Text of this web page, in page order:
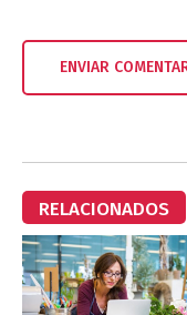
RELACIONADOS